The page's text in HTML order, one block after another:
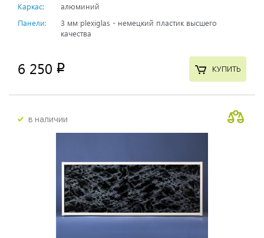
Каркас:
алюминий
Панели:
3 мм plexiglas - немецкий пластик высшего
качества
6 250 p КУПИТЬ
в наличии